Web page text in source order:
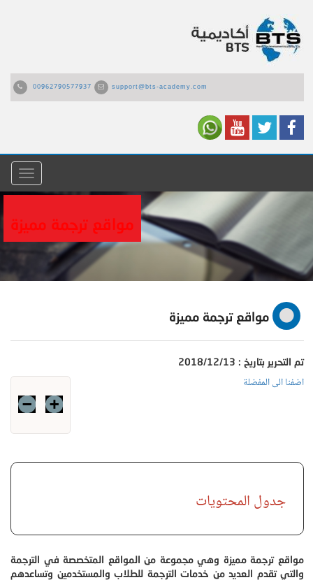
00962790577937 support@bts-academy.com
القائمة
مواقع ترجمة مميزة
مواقع ترجمة مميزة
تم التحرير بتاريخ : 2018/12/13
اضفنا الى المفضلة
جدول المحتويات
مواقع ترجمة مميزة وهي مجموعة من المواقع المتخصصة في الترجمة
والتي تقدم العديد من خدمات الترجمة للطلاب والمستخدمين وتساعدهم